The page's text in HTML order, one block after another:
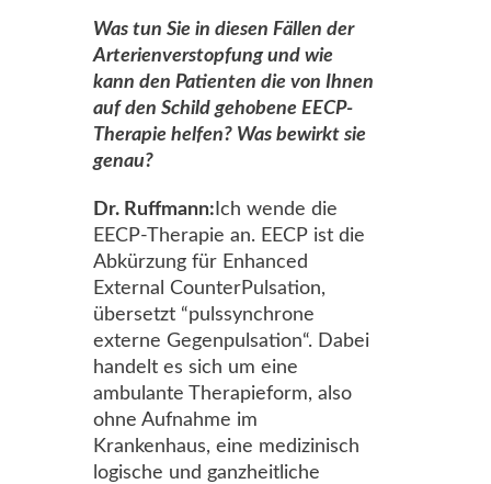
Was tun Sie in diesen Fällen der
Arterienverstopfung und wie
kann den Patienten die von Ihnen
auf den Schild gehobene EECP-
Therapie helfen? Was bewirkt sie
genau?
Dr. Ruffmann: Ich wende die
EECP-Therapie an. EECP ist die
Abkürzung für Enhanced
External CounterPulsation,
übersetzt “pulssynchrone
externe Gegenpulsation“. Dabei
handelt es sich um eine
ambulante Therapieform, also
ohne Aufnahme im
Krankenhaus, eine medizinisch
logische und ganzheitliche